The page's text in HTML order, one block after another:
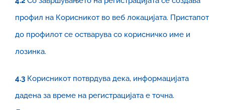
профил на Корисникот во веб локацијата. Пристапот
до профилот се остварува со корисничко име и
лозинка.
4.3 Корисникот потврдува дека, информацијата
дадена за време на регистрацијата е точна.